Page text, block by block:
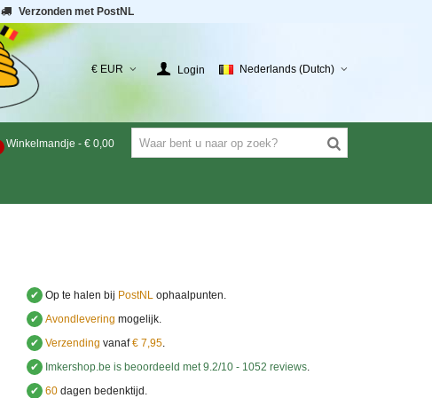
Verzonden met PostNL
€ EUR Login Nederlands (Dutch)
Winkelmandje - € 0,00
✔ Op te halen bij PostNLophaalpunten.
✔ Avondlevering mogelijk.
✔ Verzending vanaf€ 7,95.
✔
Imkershop.be is beoordeeld met9.2/10 -1052 reviews.
✔ 60dagen bedenktijd.